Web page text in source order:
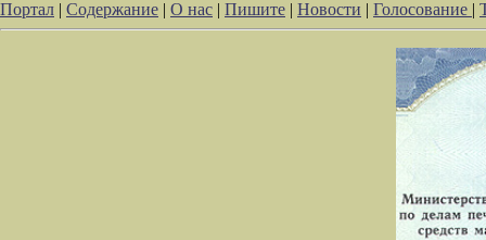
Портал | Содержание | О нас | Пишите | Новости | Голосование |